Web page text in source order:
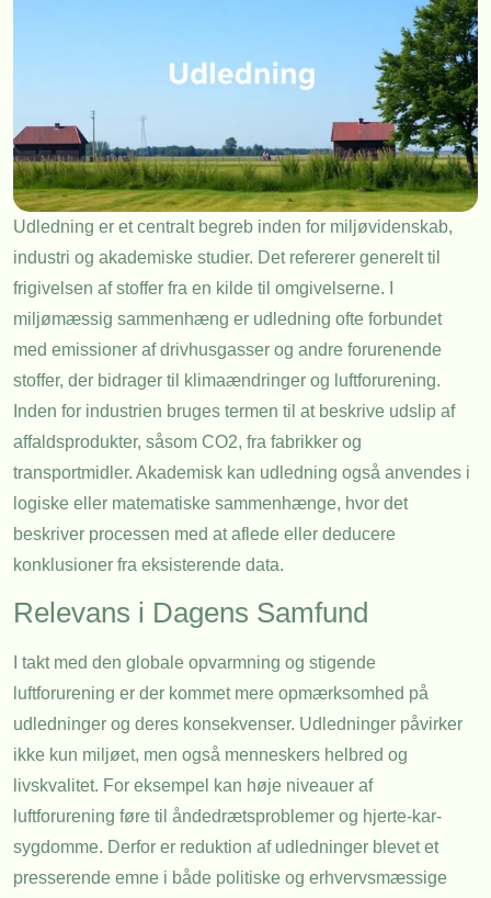
Udledning er et centralt begreb inden for miljøvidenskab,
industri og akademiske studier. Det refererer generelt til
frigivelsen af stoffer fra en kilde til omgivelserne. I
miljømæssig sammenhæng er udledning ofte forbundet
med emissioner af drivhusgasser og andre forurenende
stoffer, der bidrager til klimaændringer og luftforurening.
Inden for industrien bruges termen til at beskrive udslip af
affaldsprodukter, såsom CO2, fra fabrikker og
transportmidler. Akademisk kan udledning også anvendes i
logiske eller matematiske sammenhænge, hvor det
beskriver processen med at aflede eller deducere
konklusioner fra eksisterende data.
Relevans i Dagens Samfund
I takt med den globale opvarmning og stigende
luftforurening er der kommet mere opmærksomhed på
udledninger og deres konsekvenser. Udledninger påvirker
ikke kun miljøet, men også menneskers helbred og
livskvalitet. For eksempel kan høje niveauer af
luftforurening føre til åndedrætsproblemer og hjerte-kar-
sygdomme. Derfor er reduktion af udledninger blevet et
presserende emne i både politiske og erhvervsmæssige